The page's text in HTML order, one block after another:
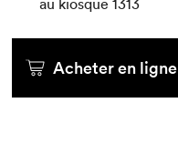
au kiosque 1313
Acheter en ligne